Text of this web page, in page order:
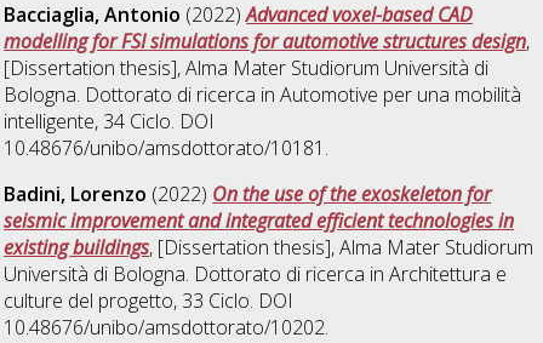
Bacciaglia, Antonio (2022)Advanced voxel-based CAD
modelling for FSI simulations for automotive structures design,
[Dissertation thesis], Alma Mater Studiorum Università di
Bologna. Dottorato di ricerca inAutomotive per una mobilità
intelligente, 34 Ciclo. DOI
10.48676/unibo/amsdottorato/10181.
Badini, Lorenzo (2022) On the use of the exoskeleton for
seismic improvement and integrated efficient technologies in
existing buildings, [Dissertation thesis], Alma Mater Studiorum
Università di Bologna. Dottorato di ricerca inArchitettura e
culture del progetto, 33 Ciclo. DOI
10.48676/unibo/amsdottorato/10202.